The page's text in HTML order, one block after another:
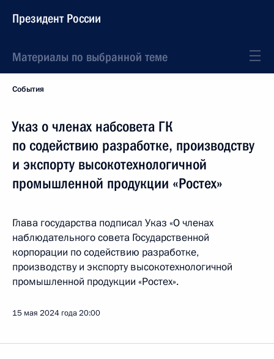
Президент России
Материалы по выбранной теме
События
Указ о членах набсовета ГК
по содействию разработке, производству
и экспорту высокотехнологичной
промышленной продукции «Ростех»
Глава государства подписал Указ «О членах
наблюдательного совета Государственной
корпорации по содействию разработке,
производству и экспорту высокотехнологичной
промышленной продукции «Ростех».
15 мая 2024 года20:00